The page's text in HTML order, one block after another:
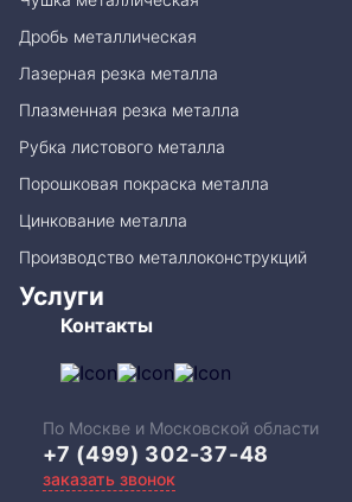
Дробь металлическая
Лазерная резка металла
Плазменная резка металла
Рубка листового металла
Порошковая покраска металла
Цинкование металла
Производство металлоконструкций
Услуги
Контакты
По Москве и Московской области
+7 (499) 302-37-48
заказать звонок